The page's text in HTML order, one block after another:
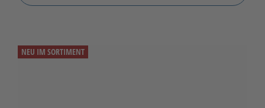
NEU IM SORTIMENT